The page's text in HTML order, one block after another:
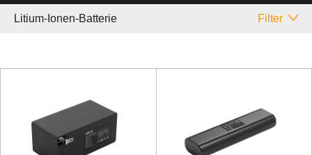
Litium-Ionen-Batterie Filter